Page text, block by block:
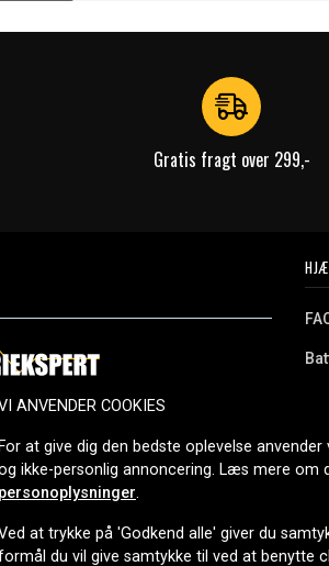
Gratis fragt over 299,-
og reservedele. Vi tilbyder et
værktøj, husholdning og meget
levering. Sikker nethandel siden
ANVENDER COOKIES
For at give dig den bedste oplevelse
ikke-personlig annoncering. Læs mere om
personoplysninger.
at trykke på 'Godkend alle' giver du
du vil give samtykke til ved at benytte